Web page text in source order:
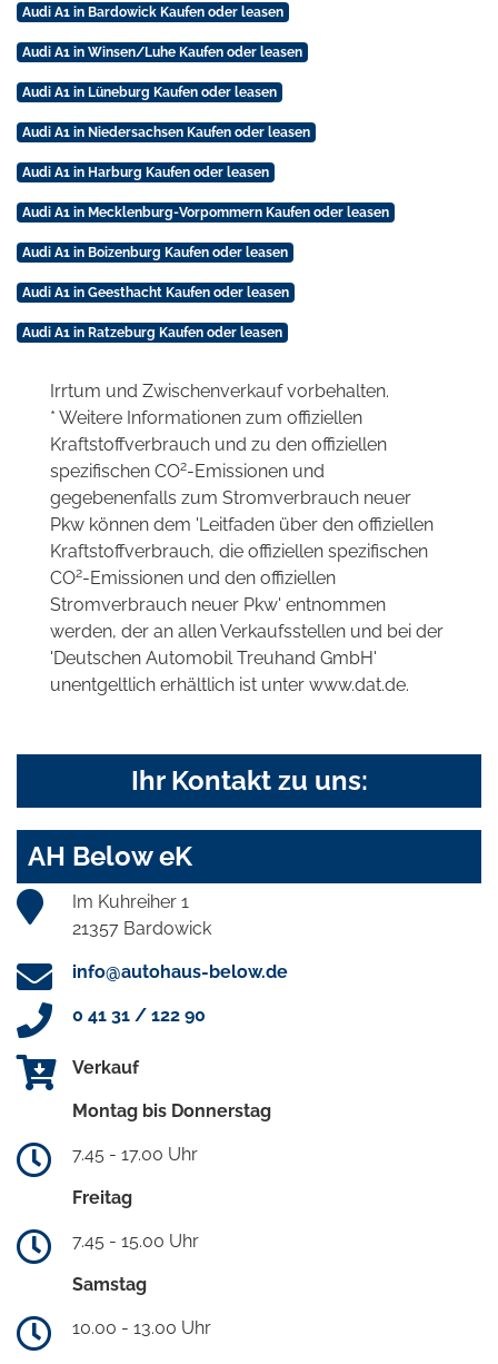
Audi A1 in Bardowick Kaufen oder leasen
Audi A1 in Winsen/Luhe Kaufen oder leasen
Audi A1 in Lüneburg Kaufen oder leasen
Audi A1 in Niedersachsen Kaufen oder leasen
Audi A1 in Harburg Kaufen oder leasen
Audi A1 in Mecklenburg-Vorpommern Kaufen oder leasen
Audi A1 in Boizenburg Kaufen oder leasen
Audi A1 in Geesthacht Kaufen oder leasen
Audi A1 in Ratzeburg Kaufen oder leasen
Irrtum und Zwischenverkauf vorbehalten.
* Weitere Informationen zum offiziellen
Kraftstoffverbrauch und zu den offiziellen
spezifischen CO2-Emissionen und
gegebenenfalls zum Stromverbrauch neuer
Pkw können dem 'Leitfaden über den offiziellen
Kraftstoffverbrauch, die offiziellen spezifischen
CO2-Emissionen und den offiziellen
Stromverbrauch neuer Pkw' entnommen
werden, der an allen Verkaufsstellen und bei der
'Deutschen Automobil Treuhand GmbH'
unentgeltlich erhältlich ist unter www.dat.de.
Ihr Kontakt zu uns:
AH Below eK
Im Kuhreiher 1
21357 Bardowick
info@autohaus-below.de
0 41 31 / 122 90
Verkauf
Montag bis Donnerstag
7.45 - 17.00 Uhr
Freitag
7.45 - 15.00 Uhr
Samstag
10.00 - 13.00 Uhr